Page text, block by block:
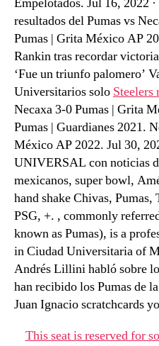
resultados del Pumas vs
Pumas | Grita México AP
Rankin tras recordar
‘Fue un triunfo palomero’
Universitarios solo Steelers
Necaxa 3-0 Pumas | Grita
Pumas | Guardianes 2021.
México AP 2022. Jul 30,
UNIVERSAL con noticias
mexicanos, super bowl,
hand shake Chivas,
PSG, +. , commonly
known as Pumas), is a
in Ciudad Universitaria of
Andrés Lillini habló sobre
han recibido los Pumas de
Juan Ignacio scratchcards
This seat is reserved for